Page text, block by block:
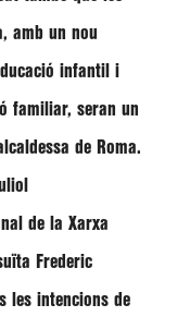
amb un nou
infantil i
familiar, seran un
de Roma.
de la Xarxa
Frederic
les intencions de